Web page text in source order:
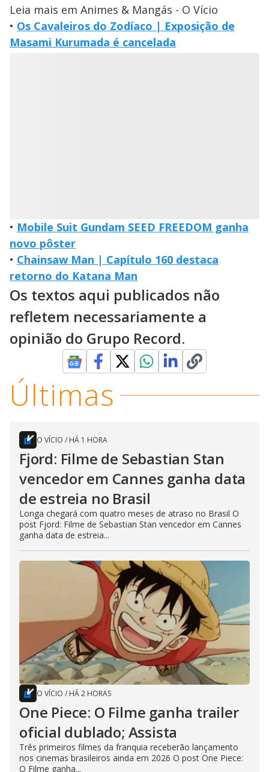
Leia mais em Animes & Mangás - O Vício
• Os Cavaleiros do Zodíaco | Exposição de
Masami Kurumada é cancelada
• Mobile Suit Gundam SEED FREEDOM ganha
novo pôster
• Chainsaw Man | Capítulo 160 destaca
retorno do Katana Man
Os textos aqui publicados não
refletem necessariamente a
opinião do Grupo Record.
Últimas
O VÍCIO / HÁ 1 HORA
Fjord: Filme de Sebastian Stan
vencedor em Cannes ganha data
de estreia no Brasil
Longa chegará com quatro meses de atraso no Brasil O
post Fjord: Filme de Sebastian Stan vencedor em Cannes
ganha data de estreia...
O VÍCIO / HÁ 2 HORAS
One Piece: O Filme ganha trailer
oficial dublado; Assista
Três primeiros filmes da franquia receberão lançamento
nos cinemas brasileiros ainda em 2026 O post One Piece:
O Filme ganha...